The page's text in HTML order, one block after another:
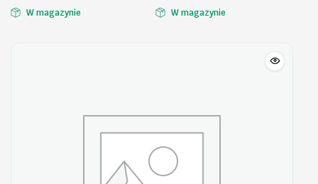
W magazynie W magazynie